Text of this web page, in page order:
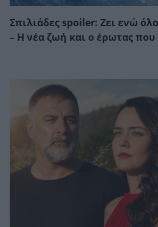
Σπιλιάδες spoiler: Ζει ενώ
– Η νέα ζωή και ο έρωτας που